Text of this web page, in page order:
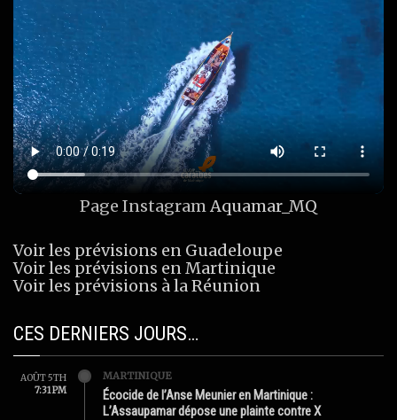
Page InstagramAquamar_MQ
Voir les prévisions en Guadeloupe
Voir les prévisions en Martinique
Voir les prévisions à la Réunion
CES DERNIERS JOURS…
AOÛT 5TH
7:31 PM
MARTINIQUE
Écocide de l’Anse Meunier en Martinique :
L’Assaupamar dépose une plainte contre X